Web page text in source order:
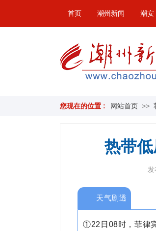
首页 潮州新闻 潮安
您现在的位置 : 网站首页 >>
热带
天气剧透
①22日08时，菲律